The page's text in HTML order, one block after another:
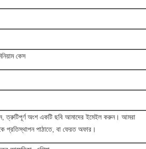
কেস
ত্রুটিপূর্ণ অংশ একটি ছবি আমাদের ইমেইল করুন। আমরা
প্রতিস্থাপন পাঠাতে, বা ফেরত অফার।